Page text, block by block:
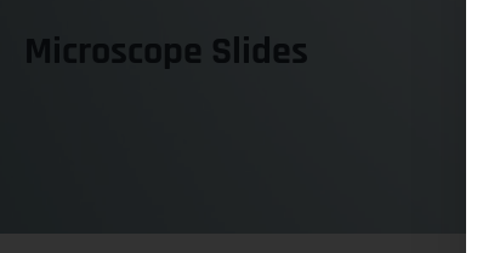
Microscope Slides